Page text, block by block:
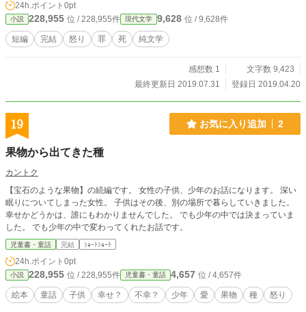
24h.ポイント 0pt
小説 228,955 位 / 228,955件 現代文学 9,628 位 / 9,628件
短編 完結 怒り 罪 死 純文学
感想数 1
文字数 9,423
最終更新日 2019.07.31
登録日 2019.04.20
19 お気に入り追加 2
果物から出てきた種
カントク
【宝石のような果物】の続編です。 女性の子供、少年のお話になります。 深い
眠りについてしまった女性。 子供はその後、別の場所で暮らしていきました。
幸せかどうかは、誰にもわかりませんでした。 でも少年の中では決まっていま
した。 でも少年の中で変わってくれたお話です。
児童書・童話 完結 ｼｮｰﾄｼｮｰﾄ
24h.ポイント 0pt
小説 228,955 位 / 228,955件 児童書・童話 4,657 位 / 4,657件
絵本 童話 子供 幸せ？ 不幸？ 少年 愛 果物 種 怒り